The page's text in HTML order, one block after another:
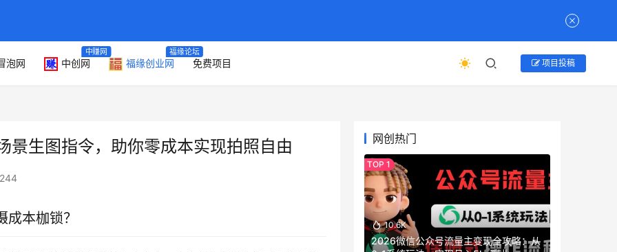
泡网 中创网
中赚网
福缘创业网
福缘论坛
免费项目 项目投稿
生图指令，助你零成本实现拍照自由
本枷锁？
网创热门
10.6K
2026微信公众号流量主变现全攻略：从